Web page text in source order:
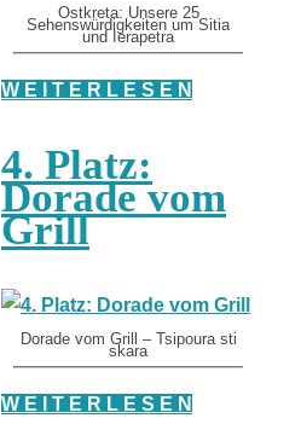
Ostkreta: Unsere 25
Sehenswürdigkeiten um Sitia
und Ierapetra
W E I T E R L E S E N
4. Platz:
Dorade vom
Grill
Dorade vom Grill – Tsipoura sti
skara
W E I T E R L E S E N